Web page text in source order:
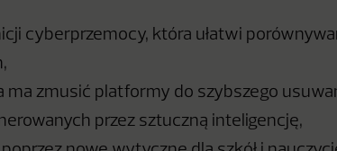
cyberprzemocy, która ułatwi
ma zmusić platformy do szybszego
przez sztuczną inteligencję,